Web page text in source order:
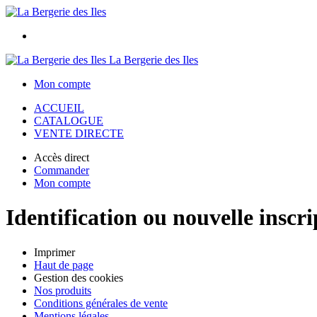
La Bergerie des Iles
Mon compte
ACCUEIL
CATALOGUE
VENTE DIRECTE
Accès direct
Commander
Mon compte
Identification ou nouvelle
Imprimer
Haut de page
Gestion des cookies
Nos produits
Conditions générales de vente